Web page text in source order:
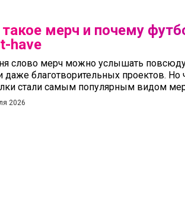
мерч и почему
have
слово мерч можно услышать
даже благотворительных проектов. Но
стали самым популярным видом
2026